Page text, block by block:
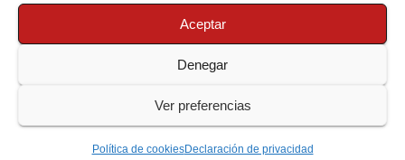
Aceptar
Denegar
Ver preferencias
Política de cookiesDeclaración de privacidad